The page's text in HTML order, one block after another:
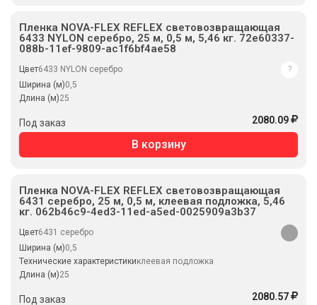
Пленка NOVA-FLEX REFLEX световозвращающая
6433 NYLON серебро, 25 м, 0,5 м, 5,46 кг. 72e60337-
088b-11ef-9809-ac1f6bf4ae58
Цвет6433 NYLON серебро
?
Ширина (м)0,5
Длина (м)25
Под заказ 2080.09
В корзину
Пленка NOVA-FLEX REFLEX световозвращающая
6431 серебро, 25 м, 0,5 м, клеевая подложка, 5,46
кг. 062b46c9-4ed3-11ed-a5ed-0025909a3b37
Цвет6431 серебро
Ширина (м)0,5
Технические характеристикиклеевая подложка
Длина (м)25
Под заказ 2080.57